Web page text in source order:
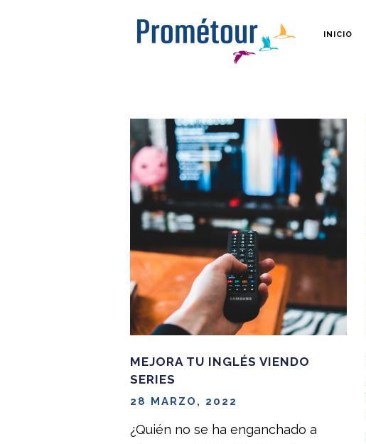
INICIO
MEJORA TU INGLÉS VIENDO
SERIES
28 MARZO, 2022
¿Quién no se ha enganchado a